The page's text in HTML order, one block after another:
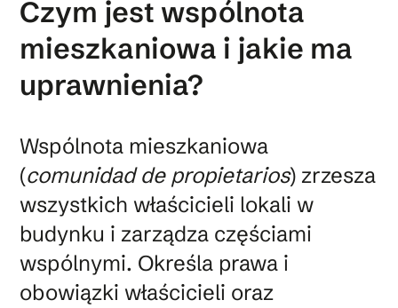
Czym jest wspólnota
mieszkaniowa i jakie ma
uprawnienia?
Wspólnota mieszkaniowa
(comunidad de propietarios) zrzesza
wszystkich właścicieli lokali w
budynku i zarządza częściami
wspólnymi. Określa prawa i
obowiązki właścicieli oraz